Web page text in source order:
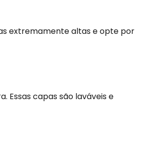
extremamente altas e opte por
Essas capas são laváveis e